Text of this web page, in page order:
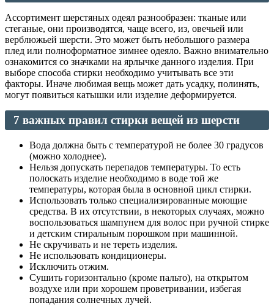
Ассортимент шерстяных одеял разнообразен: тканые или
стеганые, они производятся, чаще всего, из, овечьей или
верблюжьей шерсти. Это может быть небольшого размера
плед или полноформатное зимнее одеяло. Важно внимательно
ознакомится со значками на ярлычке данного изделия. При
выборе способа стирки необходимо учитывать все эти
факторы. Иначе любимая вещь может дать усадку, полинять,
могут появиться катышки или изделие деформируется.
7 важных правил стирки вещей из шерсти
Вода должна быть с температурой не более 30 градусов
(можно холоднее).
Нельзя допускать перепадов температуры. То есть
полоскать изделие необходимо в воде той же
температуры, которая была в основной цикл стирки.
Использовать только специализированные моющие
средства. В их отсутствии, в некоторых случаях, можно
воспользоваться шампунем для волос при ручной стирке
и детским стиральным порошком при машинной.
Не скручивать и не тереть изделия.
Не использовать кондиционеры.
Исключить отжим.
Сушить горизонтально (кроме пальто), на открытом
воздухе или при хорошем проветривании, избегая
попадания солнечных лучей.